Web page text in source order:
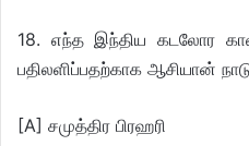
18. எந்த இந்திய கடலோர
பதிலளிப்பதற்காக ஆசியான்
[A] சமுத்திர பிரஹரி